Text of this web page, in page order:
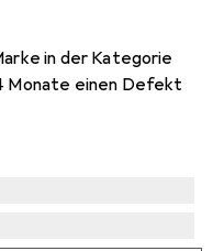
in der Kategorie
Monate einen Defekt